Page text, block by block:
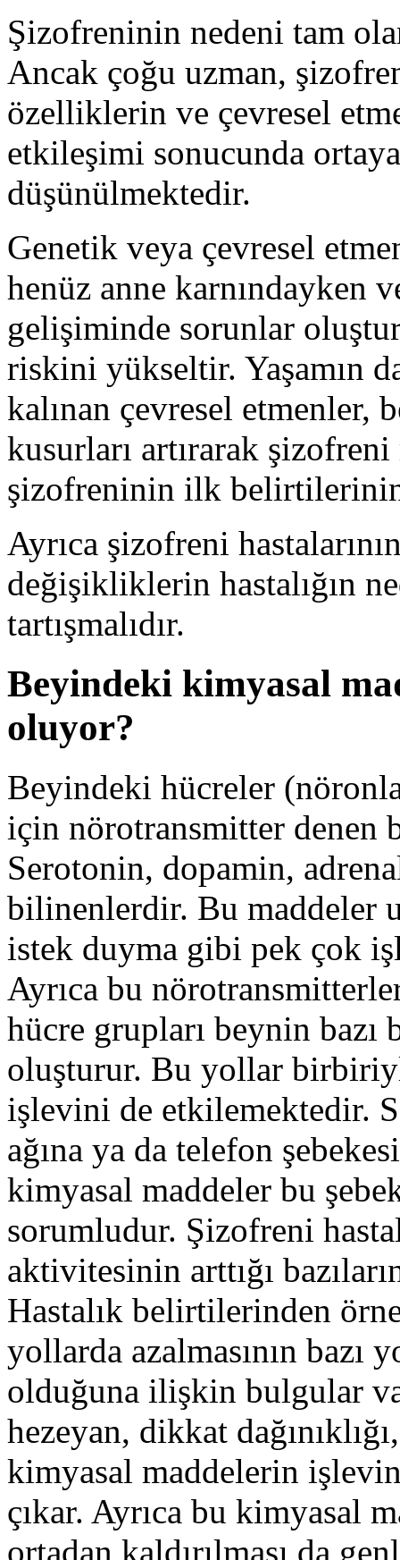
Şizofreninin nedeni tam
Ancak çoğu uzman,
özelliklerin ve çevresel
etkileşimi sonucunda ortaya
düşünülmektedir.
Genetik veya çevresel
henüz anne karnındayken
gelişiminde sorunlar
riskini yükseltir. Yaşamın
kalınan çevresel
kusurları artırarak
şizofreninin ilk belirtilerinin
Ayrıca şizofreni
değişikliklerin hastalığın
tartışmalıdır.
Beyindeki kimyasal
oluyor?
Beyindeki hücreler
için nörotransmitter denen
Serotonin, dopamin,
bilinenlerdir. Bu maddeler
istek duyma gibi pek çok
Ayrıca bu
hücre grupları beynin
oluşturur. Bu yollar
işlevini de etkilemektedir.
ağına ya da telefon
kimyasal maddeler bu
sorumludur. Şizofreni
aktivitesinin arttığı
Hastalık belirtilerinden
yollarda azalmasının bazı
olduğuna ilişkin bulgular
hezeyan, dikkat
kimyasal maddelerin
çıkar. Ayrıca bu kimyasal
ortadan kaldırılması da